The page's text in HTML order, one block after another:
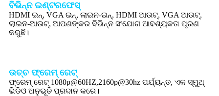
ବିଭିନ୍ନ ଇଣ୍ଟରଫେସ୍
HDMI ଇନ୍, VGA ଇନ୍, ଲାଇନ-ଇନ୍, HDMI ଆଉଟ୍, VGA ଆଉଟ୍,
ଲାଇନ-ଆଉଟ୍, ଆପଣଙ୍କର ବିଭିନ୍ନ ସଂଯୋଗ ଆବଶ୍ୟକତା ପୂରଣ
କରୁଛି।
ଉଚ୍ଚ ଫ୍ରେମ୍ ରେଟ୍
ଫ୍ରେମ୍ ରେଟ୍ 1080p@60HZ,2160p@30hz ପର୍ଯ୍ୟନ୍ତ, ଏକ ସ୍ମୁଥ୍
ଭିଡିଓ ଅନୁଭୂତି ପ୍ରଦାନ କରେ।